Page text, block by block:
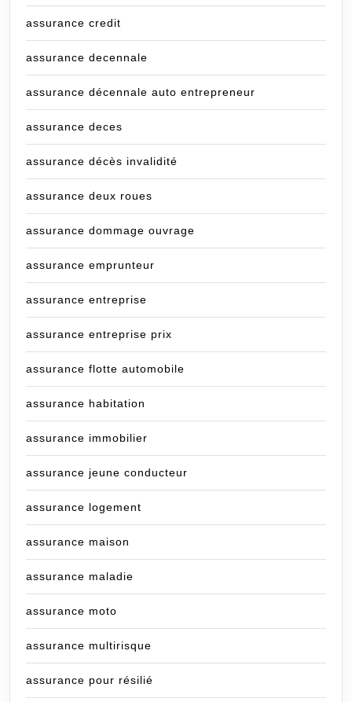
assurance credit
assurance decennale
assurance décennale auto entrepreneur
assurance deces
assurance décès invalidité
assurance deux roues
assurance dommage ouvrage
assurance emprunteur
assurance entreprise
assurance entreprise prix
assurance flotte automobile
assurance habitation
assurance immobilier
assurance jeune conducteur
assurance logement
assurance maison
assurance maladie
assurance moto
assurance multirisque
assurance pour résilié